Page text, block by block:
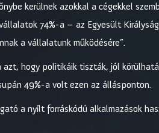
kerülnek azokkal a cégekkel
74%-a – az Egyesült
a vállalatunk működésére”.
hogy politikáik tiszták, jól
49%-a volt ezen az állásponton.
a nyílt forráskódú alkalmazások